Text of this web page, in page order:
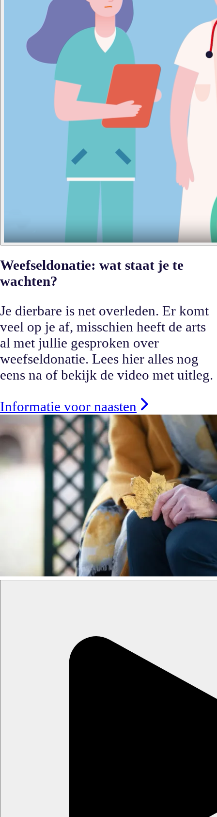
Weefseldonatie: wat staat je te
wachten?
Je dierbare is net overleden. Er komt
veel op je af, misschien heeft de arts
al met jullie gesproken over
weefseldonatie. Lees hier alles nog
eens na of bekijk de video met uitleg.
Informatie voor naasten